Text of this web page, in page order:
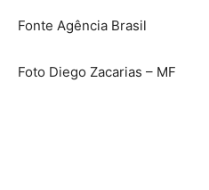
Fonte Agência Brasil
Foto Diego Zacarias – MF